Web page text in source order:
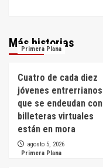
Más historias
Primera Plana
Cuatro de cada diez
jóvenes entrerrianos
que se endeudan con
billeteras virtuales
están en mora
agosto 5, 2026
Primera Plana